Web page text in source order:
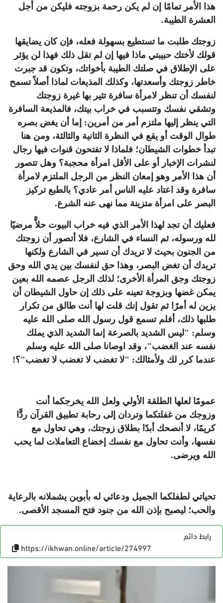
هذا الأمر تمامًا إن لم يكن رحمة بزوجته فليكن من أجل
العشرة الطيبة.
زوجتك طلبت ما تستطيع بسهولة فعله، فإن كان يضايقها
قولك لأختك حبيبتي ماذا فيها إن لم تقل ذلك فهذا لن يؤثر
على الإطلاق في صلتك الطيبة بأخواتك، وتكون قد جبرت
خاطر زوجتك وأسعدتها، وكذلك المذيعات لماذا أصلاً تسمح
لنفسك أن تنظر لامرأة سافرة تثير بها غيرة زوجتك
وتشقي نفسك وتتسبب في خراب بيتك، فالمذيعة السافرة
التي ينظر إليها ملتزم أمر من أمرين: إما أن يغض بصره
طوال الوقت أو يقع في النظرة الثانية والثالثة، ومن هنا
تبدأ خطوات الشيطان؛ فلماذا لا تفتحون قنوات فيها رجال
لنشرات الإخبار أو على الأقل امرأة محجبة؟ وهل تتصور
أن هذا الأمر وهو إمعان النظر من الرجل الملتزم لامرأة
سافرة وقد اعتاد عليه الناس أمر عادي؟ بالطبع تركيز
البصر على امرأة متزينة مما نهى عنه الشرع.
فعليك أن تجد لهذا الأمر الذي فيه خراب البيوت حلاًّ مرضيًا
لله ورسوله، ثم النساء في الشارع، فلا أتصور أن زوجتك
من الجنون بحيث لا تريدك أن تسير في الشارع ولكنها
تريدك أن تغض البصر، وهذا حق لنفسك بين يدي الله وحق
زوجتك وجق المرأة الأخرى؛ لذلك الرجل عصمه الله بعين
يمكن غضها وبزوجة تعينه على ذلك إن حاول الشيطان أن
يزين له أمرًا ثم تقول إنك قلت لها أنت طالق من تكرار
طلبها ذلك، أفلم تسمع قول رسول الله صلى الله عليه
وسلم: "ليس الشديد بالصرعة إنما الشديد الذي يملك
نفسه عند الغضب"، وقد اوصانا صلى الله عليه وسلم
عندما كرر لك ولأمثالك: "لا تغضب لا تغضب لا تغضب"؟!
عمومًا لعلها الطلقة الأولي ولعل الله يخرجكما أنت
وزوجك من غفلتكما وتردان إلى رحابة تطبيق القرآن ردًّا
كريمًا، لا أنصحك أبدًا بطلاق زوجتك، وهي تحاول مع
نفسها، وأنت تحاول مع نفسك إخضاع التعاملات لما يحب
الله ويرضى.
تحياتي لطفلكما الجميل ودعائي له بأبوين يشملانه بالرعاية
والحب؛ ليصبح بإذن الله من جنود فتح المسجد الأقصى.
رابط دائم
https://ikhwan.online/article/274997